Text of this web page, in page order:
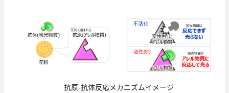
抗原-抗体反応メカニズムイメージ